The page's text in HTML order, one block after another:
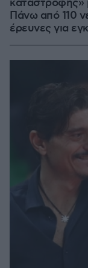
καταστροφής»
Πάνω από 110
έρευνες για